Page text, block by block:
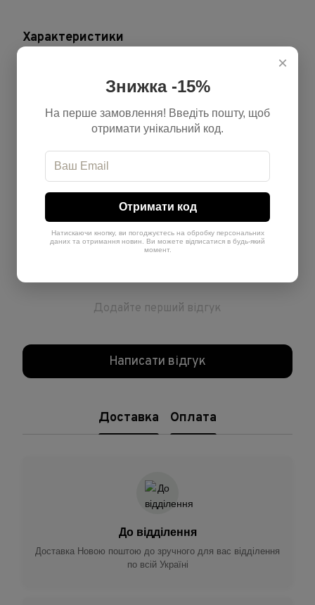
Характеристики
Країна-виробник Італія
Тип продукту Набір
Призначення Від сонця
Додайте перший відгук
Написати відгук
Доставка Оплата
До відділення
Доставка Новою поштою до зручного для вас відділення
по всій Україні
×
Знижка -15%
На перше замовлення! Введіть пошту, щоб
отримати унікальний код.
Отримати код
Натискаючи кнопку, ви погоджуєтесь на обробку персональних
даних та отримання новин. Ви можете відписатися в будь-який
момент.